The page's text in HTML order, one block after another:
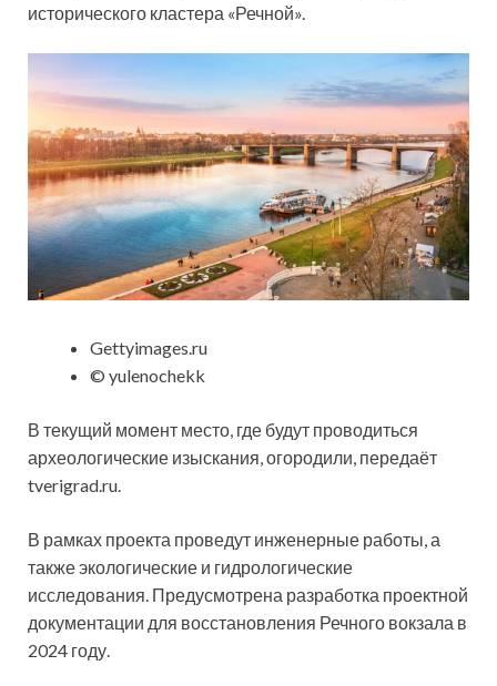
исторического кластера «Речной».
Gettyimages.ru
© yulenochekk
В текущий момент место, где будут проводиться
археологические изыскания, огородили, передаёт
tverigrad.ru.
В рамках проекта проведут инженерные работы, а
также экологические и гидрологические
исследования. Предусмотрена разработка проектной
документации для восстановления Речного вокзала в
2024 году.